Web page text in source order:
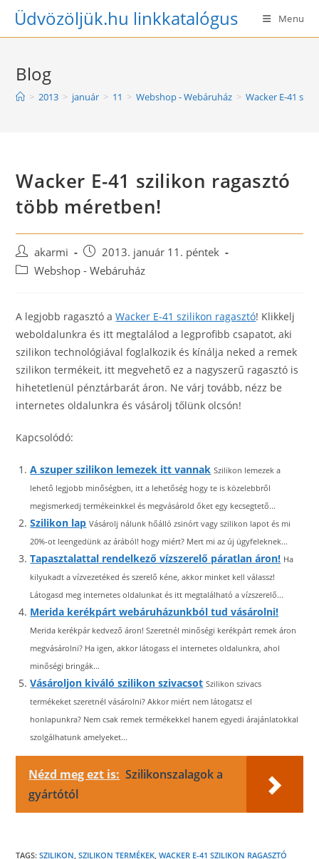
SkipÜdvözöljük.hu linkkatalógus Menu
Blog
> 2013 > január > 11 > Webshop - Webáruház > Wacker E-41
Wacker E-41 szilikon ragasztó
több méretben!
Post
author:
akarmi
Post
published:
2013. január 11. péntek
PostWebshop - Webáruház
A legjobb ragasztó aWacker E-41 szilikon ragasztó! Klikkelj
weboldalunkra és itt megtalálod a legprofibb csapatot, aki
szilikon technológiával foglalkozik és kínálja neked a remek
szilikon termékeit, itt megvehető ez a nagyszerű ragasztó is
hihetetlenül pénztárbarát áron. Ne várj tovább, nézz be
internetes oldalunkra és vásárolj tőlünk olcsón!
Kapcsolódó:
A szuper szilikon lemezek itt vannak Szilikon lemezek a
lehető legjobb minőségben, itt a lehetőség hogy te is közelebbről
megismerkedj termékeinkkel és megvásárold őket egy kecsegtető...
Szilikon lap Vásárolj nálunk hőálló zsinórt vagy szilikon lapot és mi
20%-ot leengedünk az árából! hogy miért? Mert mi az új ügyfeleknek...
Tapasztalattal rendelkező vízszerelő páratlan áron! Ha
kilyukadt a vízvezetéked és szerelő kéne, akkor minket kell válassz!
Látogasd meg internetes oldalunkat és itt megtalálható a vízszerelő...
Merida kerékpárt webáruházunkból tud vásárolni!
Merida kerékpár kedvező áron! Szeretnél minőségi kerékpárt remek áron
megvásárolni? Ha igen, akkor látogass el internetes oldalunkra, ahol
minőségi bringák...
Vásároljon kiváló szilikon szivacsot Szilikon szivacs
termékeket szeretnél vásárolni? Akkor miért nem látogatsz el
honlapunkra? Nem csak remek termékekkel hanem egyedi árajánlatokkal
szolgálhatunk amelyeket...
Nézd meg ezt is: Szilikonszalagok a
gyártótól
TAGS:SZILIKON, SZILIKON TERMÉKEK, WACKER E-41 SZILIKON RAGASZTÓ